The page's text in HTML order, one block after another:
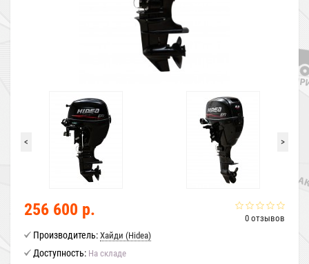
< >
0 отзывов
256 600 р.
Производитель: Хайди (Hidea)
Доступность: На складе